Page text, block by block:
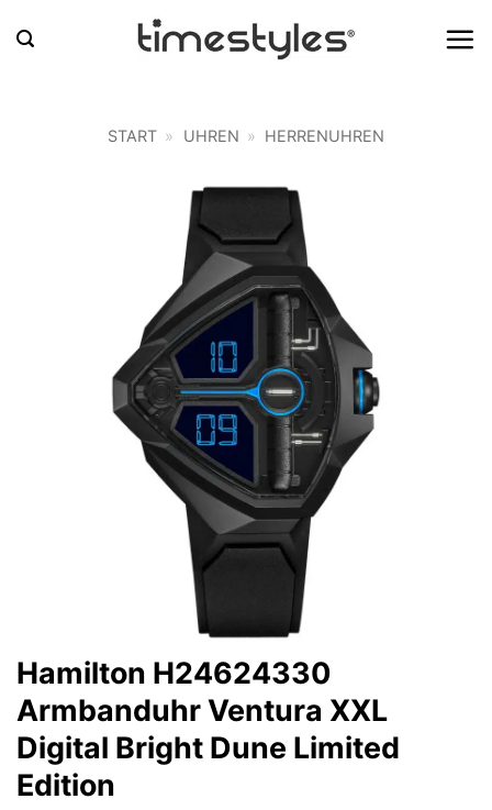
Inhalt
START » UHREN » HERRENUHREN
Hamilton H24624330
Armbanduhr Ventura XXL
Digital Bright Dune Limited
Edition